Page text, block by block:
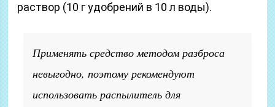
раствор (10 г удобрений в 10 л воды).
Применять средство методом разброса
невыгодно, поэтому рекомендуют
использовать распылитель для